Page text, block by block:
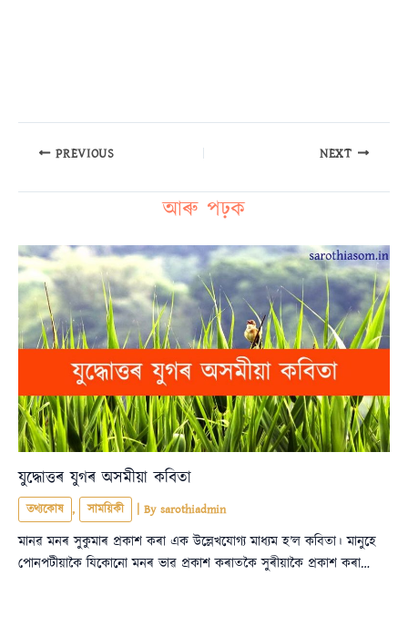
PREVIOUS NEXT
আৰু পঢ়ক
যুদ্ধোত্তৰ যুগৰ অসমীয়া কবিতা
তথ্যকোষ , সাময়িকী | By sarothiadmin
মানৱ মনৰ সুকুমাৰ প্ৰকাশ কৰা এক উল্লেখযোগ্য মাধ্যম হ’ল কবিতা। মানুহে
পোনপটীয়াকৈ যিকোনো মনৰ ভাৱ প্ৰকাশ কৰাতকৈ সুৰীয়াকৈ প্ৰকাশ কৰা…